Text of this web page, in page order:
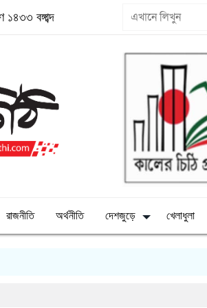
বঙ্গাব্দ
রাজনীতি অর্থনীতি দেশজুড়ে খেলাধুলা